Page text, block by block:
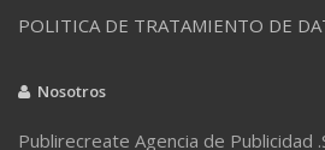
POLITICA DE TRATAMIENTO DE
Nosotros
Publirecreate Agencia de Publicidad